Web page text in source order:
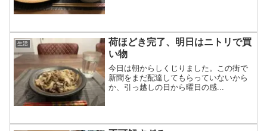
生活
荷ほどき完了、明日はニトリで買
い物
今日は朝からしくじりました。この街で
新聞をまだ配達してもらっていないから
か、引っ越しの日から曜日の感...